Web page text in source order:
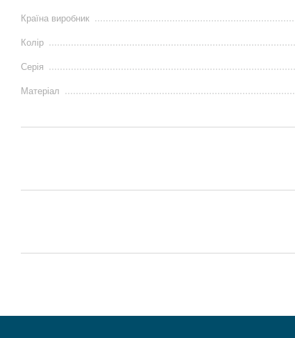
Країна виробник
Колір
Серія
Матеріал